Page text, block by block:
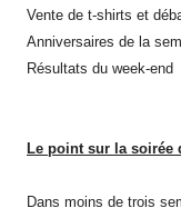
Vente de t-shirts et
Anniversaires de la
Résultats du week-end
Le point sur la soirée
Dans moins de trois